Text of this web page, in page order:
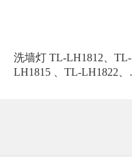
洗墙灯 TL-LH1812、TL-
LH1815 、TL-LH1822、